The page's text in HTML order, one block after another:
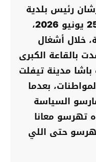
رئيس بلدية
تيفلت، يوم أمس، الخميس 25 يونيو 2026،
خلال أشغال
بالقاعة الكبرى
باشا مدينة تيفلت
بعدما
السياسة
تهرسو معانا
حتى اللي